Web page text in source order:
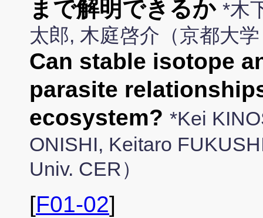
まで解明できるか *木
太郎, 木庭啓介（京都大
Can stable isotope
parasite
ecosystem? *Kei
ONISHI, Keitaro
Univ. CER）
[F01-02]